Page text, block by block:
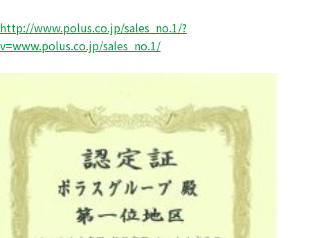
http://www.polus.co.jp/sales_no.1/?
v=www.polus.co.jp/sales_no.1/